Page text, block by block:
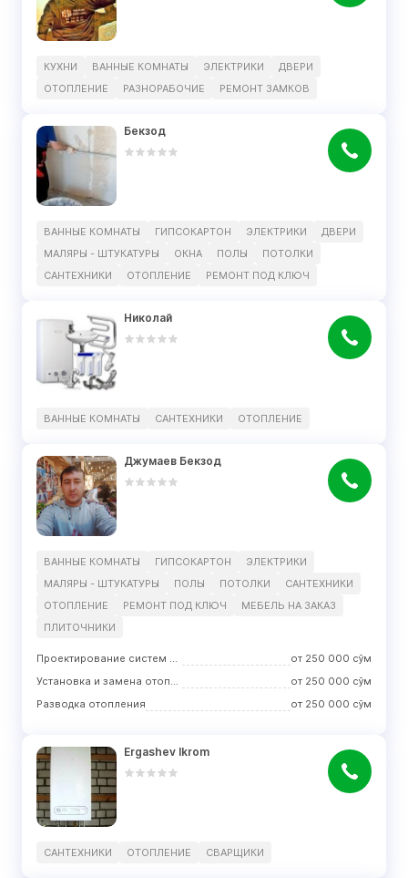
КУХНИ ВАННЫЕ КОМНАТЫ ЭЛЕКТРИКИ
ДВЕРИ
ОТОПЛЕНИЕ
РАЗНОРАБОЧИЕ РЕМОНТ ЗАМКОВ
Бекзод
ВАННЫЕ КОМНАТЫ ГИПСОКАРТОН ЭЛЕКТРИКИ
ДВЕРИ
МАЛЯРЫ - ШТУКАТУРЫ
ОКНА ПОЛЫ
ПОТОЛКИ
САНТЕХНИКИ
ОТОПЛЕНИЕ РЕМОНТ ПОД КЛЮЧ
Николай
ВАННЫЕ КОМНАТЫ САНТЕХНИКИ ОТОПЛЕНИЕ
Джумаев Бекзод
ВАННЫЕ КОМНАТЫ ГИПСОКАРТОН
ЭЛЕКТРИКИ
МАЛЯРЫ - ШТУКАТУРЫ
ПОЛЫ ПОТОЛКИ
САНТЕХНИКИ
ОТОПЛЕНИЕ
РЕМОНТ ПОД КЛЮЧ
МЕБЕЛЬ НА ЗАКАЗ
ПЛИТОЧНИКИ
Проектирование систем отопления от 250 000 сўм
Установка и замена отопительного оборудования
от 250 000 сўм
Разводка отопления
от 250 000 сўм
Ergashev Ikrom
САНТЕХНИКИ ОТОПЛЕНИЕ СВАРЩИКИ